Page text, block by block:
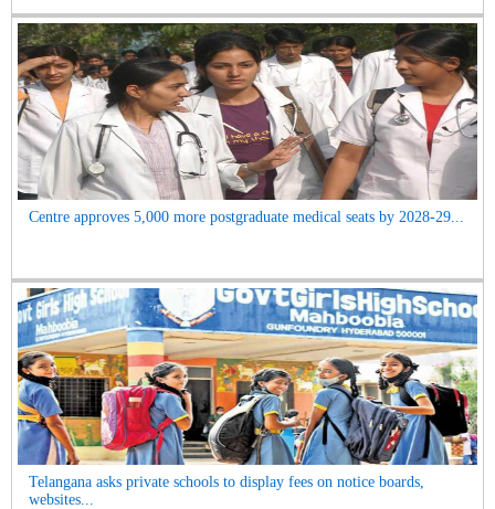
Centre approves 5,000 more postgraduate medical seats by 2028-29...
Telangana asks private schools to display fees on notice boards,
websites...